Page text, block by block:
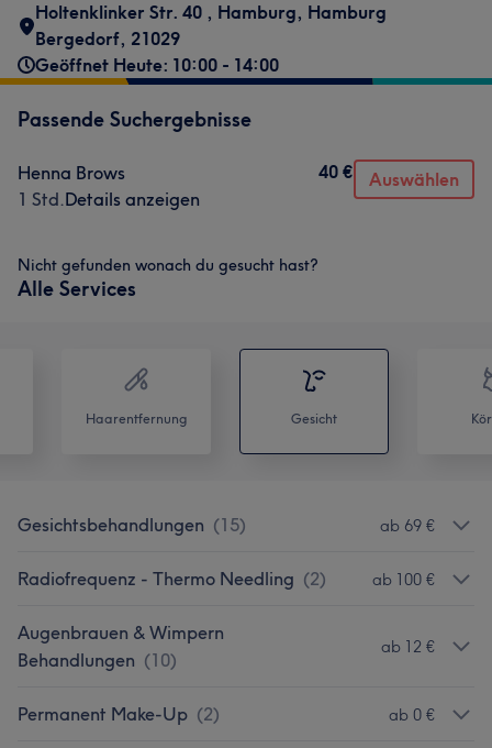
Holtenklinker Str. 40 , Hamburg, Hamburg
Bergedorf, 21029
Geöffnet Heute: 10:00 - 14:00
Passende Suchergebnisse
Henna Brows
1 Std.Details anzeigen
40 € Auswählen
Nicht gefunden wonach du gesucht hast?
Alle Services
Haarentfernung Gesicht
Gesichtsbehandlungen (15) ab 69 €
Radiofrequenz - Thermo Needling (2) ab 100 €
Augenbrauen & Wimpern
Behandlungen (10)
ab 12 €
Permanent Make-Up (2) ab 0 €